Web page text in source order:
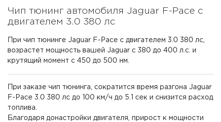
Чип тюнинг автомобиля Jaguar F-Pace с
двигателем 3.0 380 лс
При чип тюнинге Jaguar F-Pace с двигателем 3.0 380 лс,
возрастет мощность вашей Jaguar с 380 до 400 л.с. и
крутящий момент с 450 до 500 нм.
При заказе чип тюнинга, сократится время разгона Jaguar
F-Pace 3.0 380 лс до 100 км/ч до 5.1 сек и снизится расход
топлива.
Благодаря донастройки двигателя, прирост к мощности